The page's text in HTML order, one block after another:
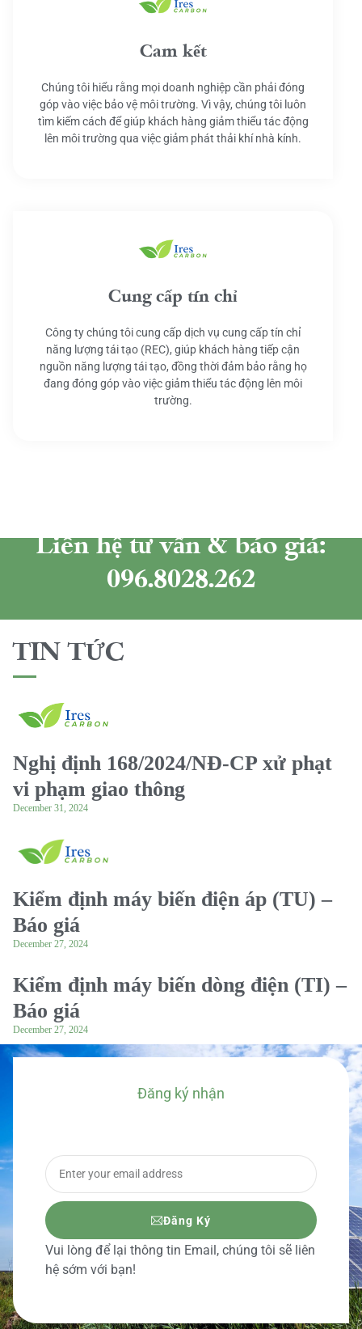
Cam kết
Chúng tôi hiểu rằng mọi doanh nghiệp cần phải đóng
góp vào việc bảo vệ môi trường. Vì vậy, chúng tôi luôn
tìm kiếm cách để giúp khách hàng giảm thiểu tác động
lên môi trường qua việc giảm phát thải khí nhà kính.
Cung cấp tín chỉ
Công ty chúng tôi cung cấp dịch vụ cung cấp tín chỉ
năng lượng tái tạo (REC), giúp khách hàng tiếp cận
nguồn năng lượng tái tạo, đồng thời đảm bảo rằng họ
đang đóng góp vào việc giảm thiểu tác động lên môi
trường.
Liên hệ tư vấn & báo giá:
096.8028.262
TIN TỨC
Nghị định 168/2024/NĐ-CP xử phạt
vi phạm giao thông
December 31, 2024
Kiểm định máy biến điện áp (TU) –
Báo giá
December 27, 2024
Kiểm định máy biến dòng điện (TI) –
Báo giá
December 27, 2024
Đăng ký nhận
Đăng Ký
Vui lòng để lại thông tin Email, chúng tôi sẽ liên
hệ sớm với bạn!